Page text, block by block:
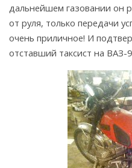
дальнейшем газовании он
от руля, только передачи
очень приличное! И
отставший таксист на